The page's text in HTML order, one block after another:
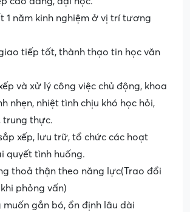
1 năm kinh nghiệm ở vị trí tương
tiếp tốt, thành thạo tin học văn
và xử lý công việc chủ động, khoa
nhẹn, nhiệt tình chịu khó học hỏi,
trung thực.
xếp, lưu trữ, tổ chức các hoạt
quyết tình huống.
thoả thận theo năng lực(Trao đổi
phỏng vấn)
muốn gắn bó, ổn định lâu dài